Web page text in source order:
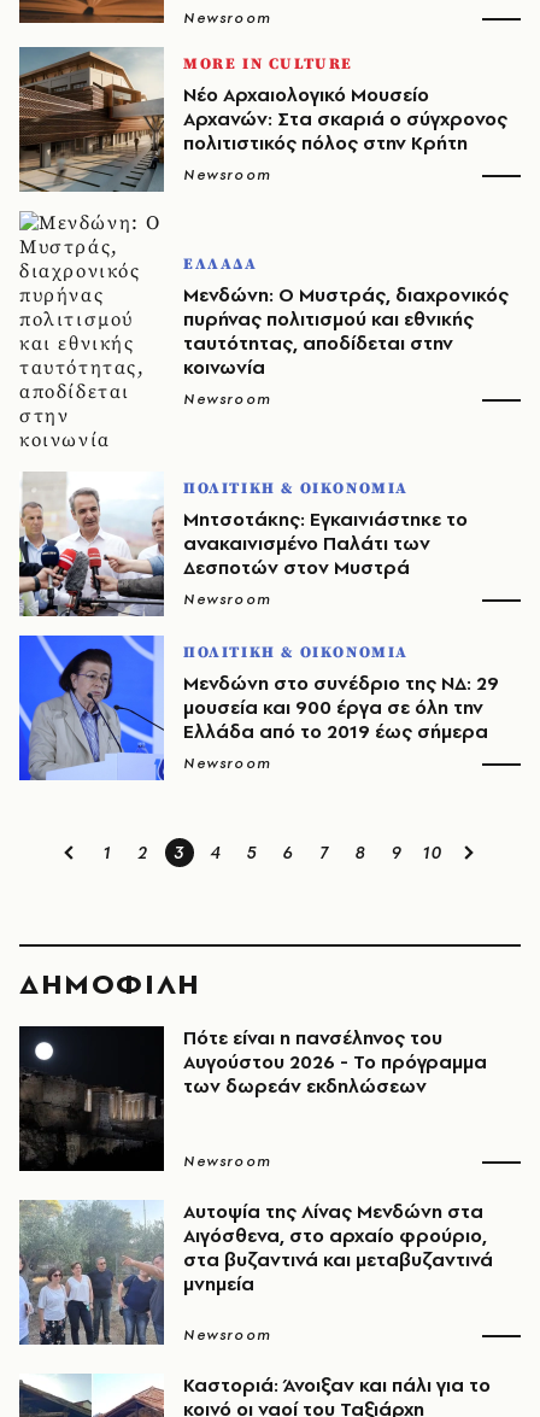
Newsroom
MORE IN CULTURE
Νέο Αρχαιολογικό Μουσείο
Αρχανών: Στα σκαριά ο σύγχρονος
πολιτιστικός πόλος στην Κρήτη
Newsroom
ΕΛΛΑΔΑ
Μενδώνη: Ο Μυστράς, διαχρονικός
πυρήνας πολιτισμού και εθνικής
ταυτότητας, αποδίδεται στην
κοινωνία
Newsroom
ΠΟΛΙΤΙΚΗ & ΟΙΚΟΝΟΜΙΑ
Μητσοτάκης: Εγκαινιάστηκε το
ανακαινισμένο Παλάτι των
Δεσποτών στον Μυστρά
Newsroom
ΠΟΛΙΤΙΚΗ & ΟΙΚΟΝΟΜΙΑ
Μενδώνη στο συνέδριο της ΝΔ: 29
μουσεία και 900 έργα σε όλη την
Ελλάδα από το 2019 έως σήμερα
Newsroom
1 2 3 4 5 6 7 8 9 10
ΔΗΜΟΦΙΛΗ
Πότε είναι η πανσέληνος του
Αυγούστου 2026 - Το πρόγραμμα
των δωρεάν εκδηλώσεων
Newsroom
Αυτοψία της Λίνας Μενδώνη στα
Αιγόσθενα, στο αρχαίο φρούριο,
στα βυζαντινά και μεταβυζαντινά
μνημεία
Newsroom
Καστοριά: Άνοιξαν και πάλι για το
κοινό οι ναοί του Ταξιάρχη